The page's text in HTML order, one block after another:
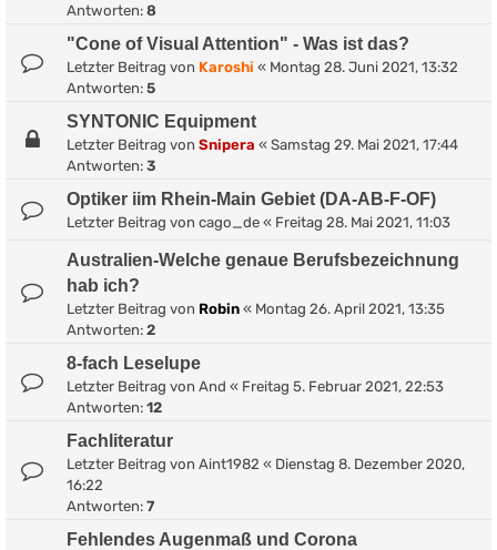
Antworten: 8
"Cone of Visual Attention" - Was ist das?
Letzter Beitrag von Karoshi « Montag 28. Juni 2021, 13:32
Antworten: 5
SYNTONIC Equipment
Letzter Beitrag von Snipera « Samstag 29. Mai 2021, 17:44
Antworten: 3
Optiker iim Rhein-Main Gebiet (DA-AB-F-OF)
Letzter Beitrag von cago_de « Freitag 28. Mai 2021, 11:03
Australien-Welche genaue Berufsbezeichnung
hab ich?
Letzter Beitrag von Robin « Montag 26. April 2021, 13:35
Antworten: 2
8-fach Leselupe
Letzter Beitrag von And « Freitag 5. Februar 2021, 22:53
Antworten: 12
Fachliteratur
Letzter Beitrag von Aint1982 « Dienstag 8. Dezember 2020,
16:22
Antworten: 7
Fehlendes Augenmaß und Corona